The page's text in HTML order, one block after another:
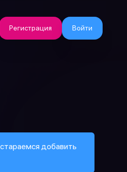
Регистрация Войти
добавить